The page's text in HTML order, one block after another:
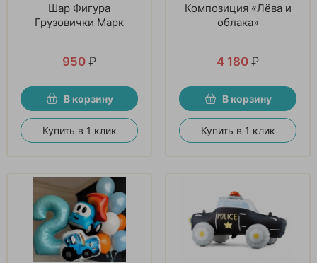
Шар Фигура
Грузовички Марк
950 ₽
В корзину
Купить в 1 клик
Композиция «Лёва и
облака»
4 180 ₽
В корзину
Купить в 1 клик